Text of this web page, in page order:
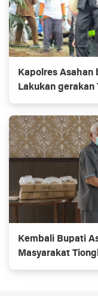
Kapolres Asahan
Lakukan gerakan
Kembali Bupati
Masyarakat